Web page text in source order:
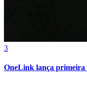
3
OneLink lança primeira